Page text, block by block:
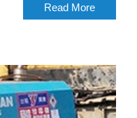
Read More